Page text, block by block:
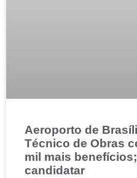
Aeroporto de
Técnico de Obras
mil mais
candidatar